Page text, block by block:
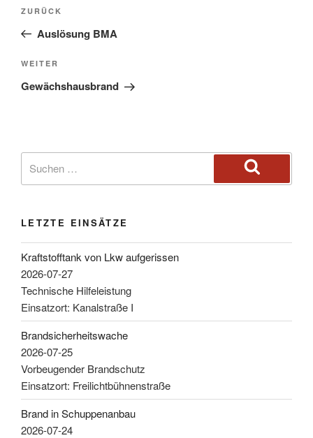
ZURÜCK
Auslösung BMA
WEITER
Gewächshausbrand
LETZTE EINSÄTZE
Kraftstofftank von Lkw aufgerissen
2026-07-27
Technische Hilfeleistung
Einsatzort: Kanalstraße I
Brandsicherheitswache
2026-07-25
Vorbeugender Brandschutz
Einsatzort: Freilichtbühnenstraße
Brand in Schuppenanbau
2026-07-24